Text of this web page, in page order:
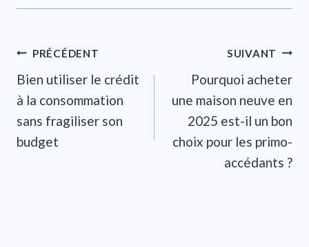
Navigation
de
l’article
PRÉCÉDENT
Bien utiliser le crédit
à la consommation
sans fragiliser son
budget
SUIVANT
Pourquoi acheter
une maison neuve en
2025 est-il un bon
choix pour les primo-
accédants ?